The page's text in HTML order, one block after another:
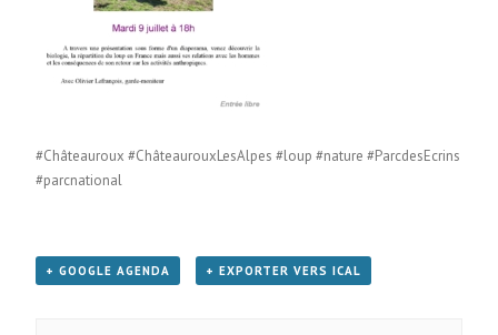
#Châteauroux #ChâteaurouxLesAlpes #loup #nature #ParcdesEcrins
#parcnational
+ GOOGLE AGENDA + EXPORTER VERS ICAL